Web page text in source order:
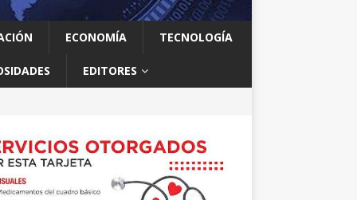
ECONOMÍA TECNOLOGÍA
EDITORES